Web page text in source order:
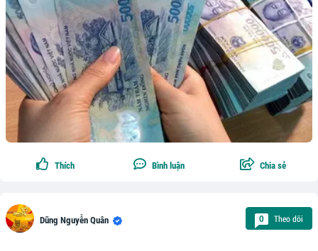
Thích Bình luận Chia sẻ
Dũng Nguyễn Quân 0 Theo dõi